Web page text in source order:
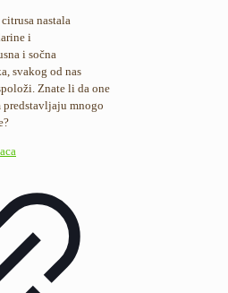
nastala
i
i sočna
svakog od nas
Znate li da one
predstavljaju mnogo